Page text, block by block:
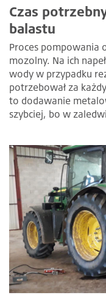
Czas
balastu
Proces pompowania
mozolny. Na ich
wody w przypadku
potrzebował za
to dodawanie
szybciej, bo w